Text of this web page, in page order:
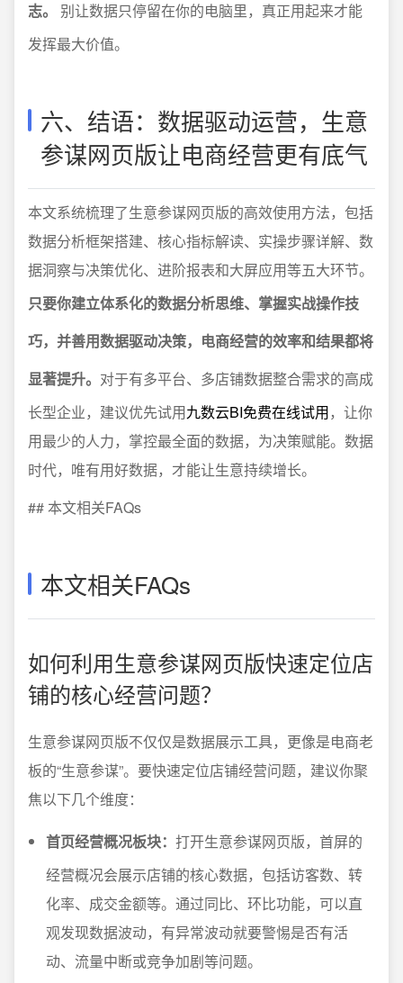
志。
别让数据只停留在你的电脑里，真正用起来才能
发挥最大价值。
六、结语：数据驱动运营，生意
参谋网页版让电商经营更有底气
本文系统梳理了生意参谋网页版的高效使用方法，包括
数据分析框架搭建、核心指标解读、实操步骤详解、数
据洞察与决策优化、进阶报表和大屏应用等五大环节。
只要你建立体系化的数据分析思维、掌握实战操作技
巧，并善用数据驱动决策，电商经营的效率和结果都将
显著提升。 对于有多平台、多店铺数据整合需求的高成
长型企业，建议优先试用九数云BI免费在线试用，让你
用最少的人力，掌控最全面的数据，为决策赋能。数据
时代，唯有用好数据，才能让生意持续增长。
## 本文相关FAQs
本文相关FAQs
如何利用生意参谋网页版快速定位店
铺的核心经营问题？
生意参谋网页版不仅仅是数据展示工具，更像是电商老
板的“生意参谋”。要快速定位店铺经营问题，建议你聚
焦以下几个维度：
首页经营概况板块： 打开生意参谋网页版，首屏的
经营概况会展示店铺的核心数据，包括访客数、转
化率、成交金额等。通过同比、环比功能，可以直
观发现数据波动，有异常波动就要警惕是否有活
动、流量中断或竞争加剧等问题。